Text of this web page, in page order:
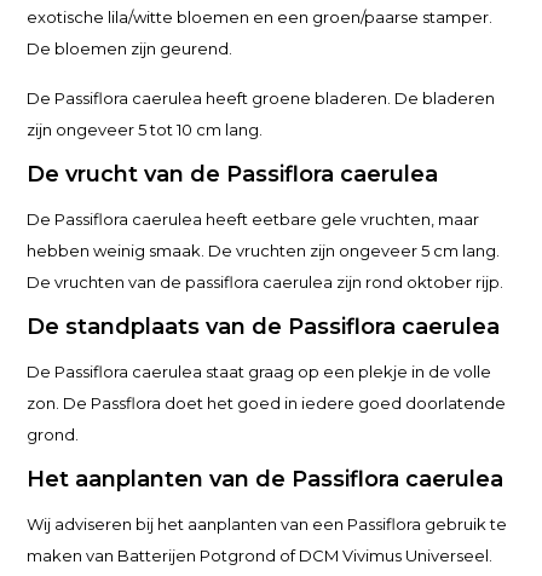
exotische lila/witte bloemen en een groen/paarse stamper.
De bloemen zijn geurend.
De Passiflora caerulea heeft groene bladeren. De bladeren
zijn ongeveer 5 tot 10 cm lang.
De vrucht van de Passiflora caerulea
De Passiflora caerulea heeft eetbare gele vruchten, maar
hebben weinig smaak. De vruchten zijn ongeveer 5 cm lang.
De vruchten van de passiflora caerulea zijn rond oktober rijp.
De standplaats van de Passiflora caerulea
De Passiflora caerulea staat graag op een plekje in de volle
zon. De Passflora doet het goed in iedere goed doorlatende
grond.
Het aanplanten van de Passiflora caerulea
Wij adviseren bij het aanplanten van een Passiflora gebruik te
maken van Batterijen Potgrond of DCM Vivimus Universeel.